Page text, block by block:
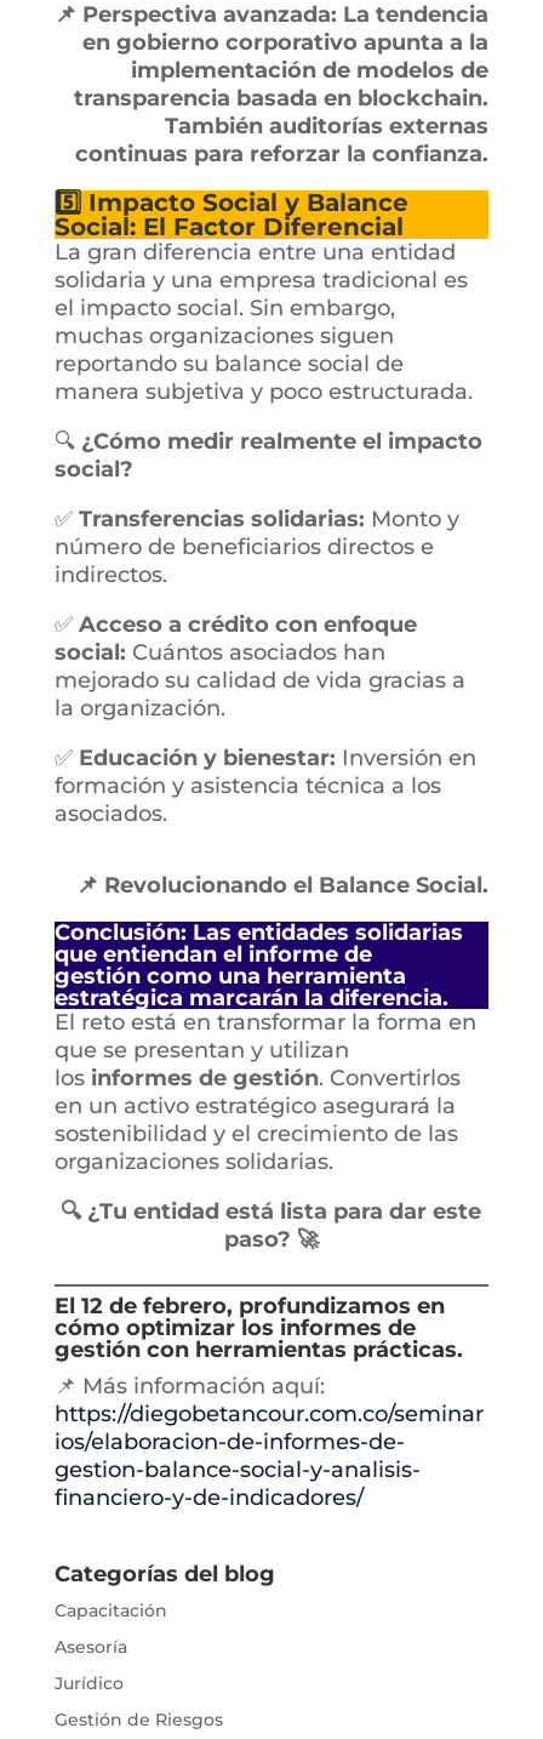
📌 Perspectiva avanzada: La tendencia
en gobierno corporativo apunta a la
implementación de modelos de
transparencia basada en blockchain.
También auditorías externas
continuas para reforzar la confianza.
5️⃣ Impacto Social y Balance
Social: El Factor Diferencial
La gran diferencia entre una entidad
solidaria y una empresa tradicional es
el impacto social. Sin embargo,
muchas organizaciones siguen
reportando su balance social de
manera subjetiva y poco estructurada.
🔍 ¿Cómo medir realmente el impacto
social?
✅ Transferencias solidarias: Monto y
número de beneficiarios directos e
indirectos.
✅ Acceso a crédito con enfoque
social: Cuántos asociados han
mejorado su calidad de vida gracias a
la organización.
✅ Educación y bienestar: Inversión en
formación y asistencia técnica a los
asociados.
📌 Revolucionando el Balance Social.
Conclusión: Las entidades solidarias
que entiendan el informe de
gestióncomo una herramienta
estratégica marcarán la diferencia.
El reto está en transformar la forma en
que se presentan y utilizan
los informes de gestión. Convertirlos
en un activo estratégico asegurará la
sostenibilidad y el crecimiento de las
organizaciones solidarias.
🔍 ¿Tu entidad está lista para dar este
paso? 🚀
El 12 de febrero, profundizamos en
cómo optimizar los informes de
gestión con herramientas prácticas.
📌 Más información aquí:
https://diegobetancour.com.co/seminar
ios/elaboracion-de-informes-de-
gestion-balance-social-y-analisis-
financiero-y-de-indicadores/
Categorías del blog
Capacitación
Asesoría
Jurídico
Gestión de Riesgos